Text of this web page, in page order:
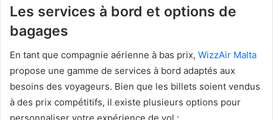
Les services à bord et options de
bagages
En tant que compagnie aérienne à bas prix, WizzAir Malta
propose une gamme de services à bord adaptés aux
besoins des voyageurs. Bien que les billets soient vendus
à des prix compétitifs, il existe plusieurs options pour